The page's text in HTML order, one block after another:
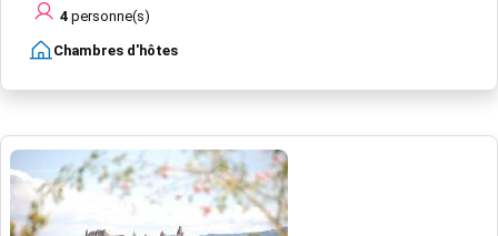
4 personne(s)
Chambres d'hôtes